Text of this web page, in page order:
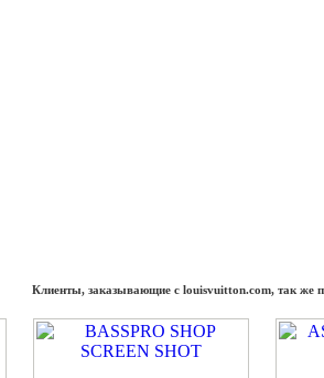
Клиенты, заказывающие с louisvuitton.com, так же